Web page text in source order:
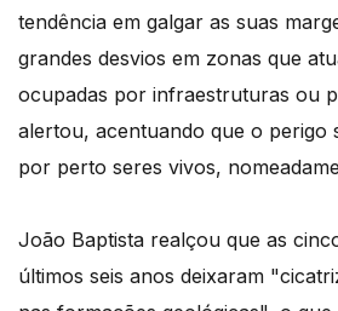
tendência em galgar as suas
grandes desvios em zonas que
ocupadas por infraestruturas ou
alertou, acentuando que o perigo
por perto seres vivos,
João Baptista realçou que as
últimos seis anos deixaram